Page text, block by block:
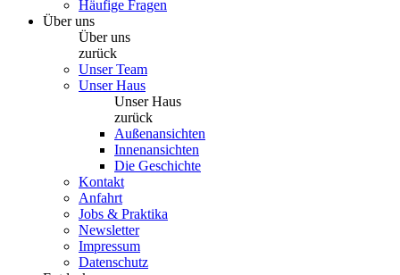
Häufige Fragen
Über uns
Über uns
zurück
Unser Team
Unser Haus
Unser Haus
zurück
Außenansichten
Innenansichten
Die Geschichte
Kontakt
Anfahrt
Jobs & Praktika
Newsletter
Impressum
Datenschutz